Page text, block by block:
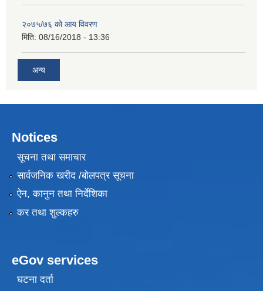
२०७५/७६ को आय विवरण
मिति: 08/16/2018 - 13:36
अन्य
Notices
सूचना तथा समाचार
सार्वजनिक खरीद /बोलपत्र सूचना
ऐन, कानुन तथा निर्देशिका
कर तथा शुल्कहरु
eGov services
घटना दर्ता